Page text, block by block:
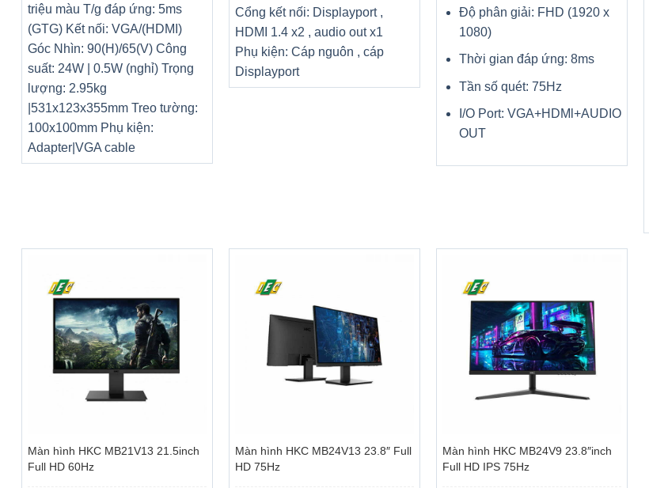
triệu màu T/g đáp ứng: 5ms
(GTG) Kết nối: VGA/(HDMI)
Góc Nhìn: 90(H)/65(V) Công
suất: 24W | 0.5W (nghỉ) Trọng
lượng: 2.95kg
|531x123x355mm Treo tường:
100x100mm Phụ kiện:
Adapter|VGA cable
Cổng kết nối: Displayport ,
HDMI 1.4 x2 , audio out x1
Phụ kiện: Cáp nguôn , cáp
Displayport
Độ phân giải: FHD (1920 x
1080)
Thời gian đáp ứng: 8ms
Tần số quét: 75Hz
I/O Port: VGA+HDMl+AUDIO
OUT
Màn hình HKC MB21V13 21.5inch
Full HD 60Hz
Màn hình HKC MB24V13 23.8″ Full
HD 75Hz
Màn hình HKC MB24V9 23.8″inch
Full HD IPS 75Hz